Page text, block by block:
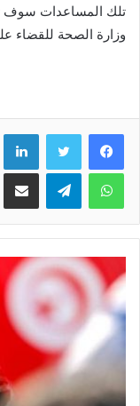
تلك المساعدات سوف
وزارة الصحة للقضاء
فيسبوك تويتر
واتساب تيلقرام